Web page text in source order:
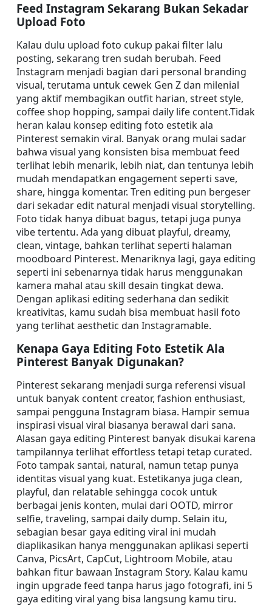
Feed Instagram Sekarang Bukan Sekadar
Upload Foto
Kalau dulu upload foto cukup pakai filter lalu
posting, sekarang tren sudah berubah. Feed
Instagram menjadi bagian dari personal branding
visual, terutama untuk cewek Gen Z dan milenial
yang aktif membagikan outfit harian, street style,
coffee shop hopping, sampai daily life content.Tidak
heran kalau konsep editing foto estetik ala
Pinterest semakin viral. Banyak orang mulai sadar
bahwa visual yang konsisten bisa membuat feed
terlihat lebih menarik, lebih niat, dan tentunya lebih
mudah mendapatkan engagement seperti save,
share, hingga komentar. Tren editing pun bergeser
dari sekadar edit natural menjadi visual storytelling.
Foto tidak hanya dibuat bagus, tetapi juga punya
vibe tertentu. Ada yang dibuat playful, dreamy,
clean, vintage, bahkan terlihat seperti halaman
moodboard Pinterest. Menariknya lagi, gaya editing
seperti ini sebenarnya tidak harus menggunakan
kamera mahal atau skill desain tingkat dewa.
Dengan aplikasi editing sederhana dan sedikit
kreativitas, kamu sudah bisa membuat hasil foto
yang terlihat aesthetic dan Instagramable.
Kenapa Gaya Editing Foto Estetik Ala
Pinterest Banyak Digunakan?
Pinterest sekarang menjadi surga referensi visual
untuk banyak content creator, fashion enthusiast,
sampai pengguna Instagram biasa. Hampir semua
inspirasi visual viral biasanya berawal dari sana.
Alasan gaya editing Pinterest banyak disukai karena
tampilannya terlihat effortless tetapi tetap curated.
Foto tampak santai, natural, namun tetap punya
identitas visual yang kuat. Estetikanya juga clean,
playful, dan relatable sehingga cocok untuk
berbagai jenis konten, mulai dari OOTD, mirror
selfie, traveling, sampai daily dump. Selain itu,
sebagian besar gaya editing viral ini mudah
diaplikasikan hanya menggunakan aplikasi seperti
Canva, PicsArt, CapCut, Lightroom Mobile, atau
bahkan fitur bawaan Instagram Story. Kalau kamu
ingin upgrade feed tanpa harus jago fotografi, ini 5
gaya editing viral yang bisa langsung kamu tiru.